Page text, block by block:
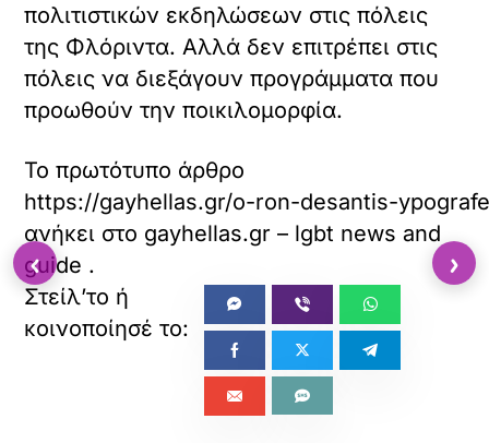
πολιτιστικών εκδηλώσεων στις πόλεις
της Φλόριντα. Αλλά δεν επιτρέπει στις
πόλεις να διεξάγουν προγράμματα που
προωθούν την ποικιλομορφία.
Το πρωτότυπο άρθρο
https://gayhellas.gr/o-ron-desantis-
ανήκει στο gayhellas.gr – lgbt news and
guide .
‹ ›